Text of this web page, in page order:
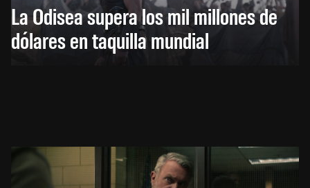
La Odisea supera los mil millones de
dólares en taquilla mundial